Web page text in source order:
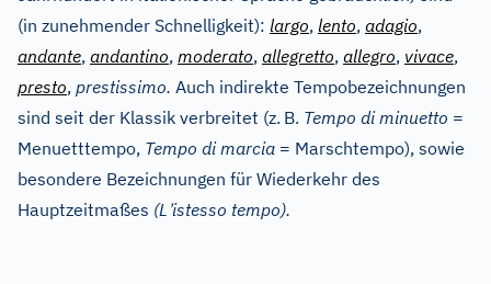
(in zunehmender Schnelligkeit): largo, lento, adagio,
andante, andantino, moderato, allegretto, allegro, vivace,
presto, prestissimo. Auch indirekte Tempobezeichnungen
sind seit der Klassik verbreitet (z. B. Tempo di minuetto =
Menuetttempo, Tempo di marcia = Marschtempo), sowie
besondere Bezeichnungen für Wiederkehr des
Hauptzeitmaßes (L ’istesso tempo).